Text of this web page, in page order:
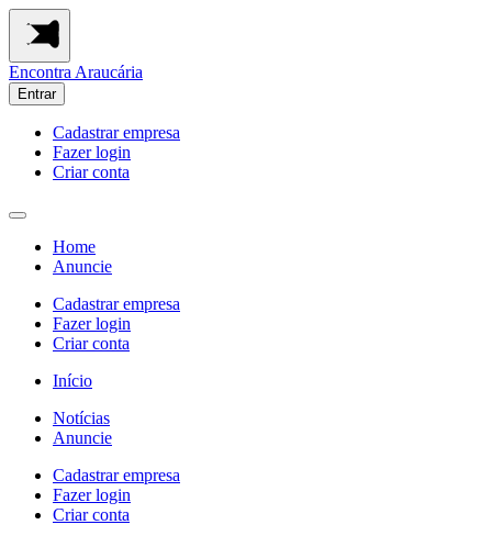
Encontra Araucária
Entrar
Cadastrar empresa
Fazer login
Criar conta
Home
Anuncie
Cadastrar empresa
Fazer login
Criar conta
Início
Notícias
Anuncie
Cadastrar empresa
Fazer login
Criar conta